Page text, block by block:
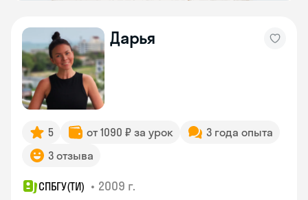
Дарья
5 от 1090 ₽ за урок
3 года опыта
3 отзыва
СПБГУ(ТИ) • 2009 г.